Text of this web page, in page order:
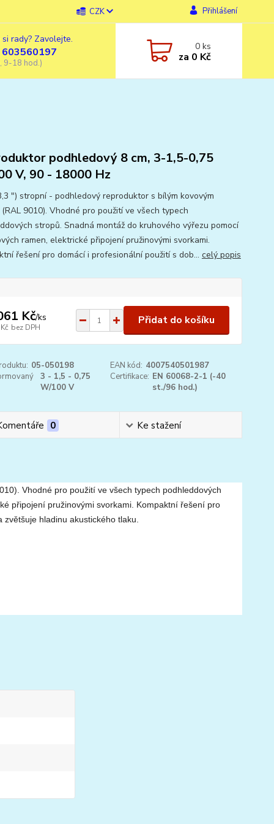
CZK Přihlášení
rady? Zavolejte.
9-18 hod.)
0ks
za 0 Kč
podhledový 8 cm, 3-1,5-0,75
V, 90 - 18000 Hz
") stropní - podhledový reproduktor s bílým kovovým
9010). Vhodné pro použití ve všech typech
stropů. Snadná montáž do kruhového výřezu pomocí
ramen, elektrické připojení pružinovými svorkami.
řešení pro domácí i profesionální použití s ​​dob... celý popis
Kč/ks
bez DPH
Přidat do košíku
05-050198 EAN kód: 4007540501987
3 - 1,5 - 0,75
W/100 V
Certifikace: EN 60068-2-1 (-40
st./96 hod.)
0 Ke stažení
Vhodné pro použití ve všech typech podhleddových
připojení pružinovými svorkami. Kompaktní řešení pro
hladinu akustického tlaku.